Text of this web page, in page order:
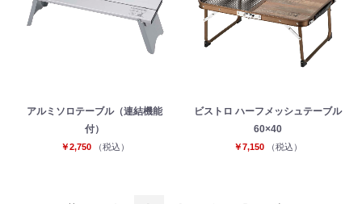
アルミソロテーブル（連結機能
付）
￥2,750 （税込）
ビストロ ハーフメッシュテーブル
60×40
￥7,150 （税込）